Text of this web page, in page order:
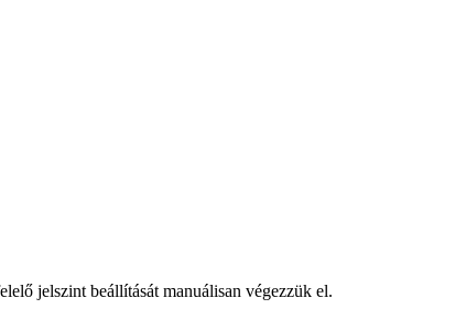
jelszint beállítását manuálisan végezzük el.